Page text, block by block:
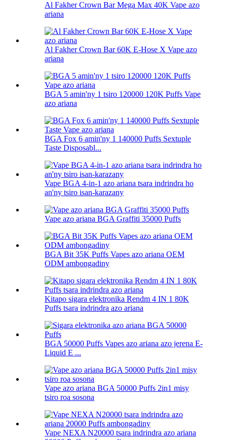
Al Fakher Crown Bar Mega Max 40K Vape azo
ariana
Al Fakher Crown Bar 60K E-Hose X Vape azo
ariana
BGA 5 amin'ny 1 tsiro 120000 120K Puffs Vape
azo ariana
BGA Fox 6 amin'ny 1 140000 Puffs Sextuple
Taste Disposabl...
Vape BGA 4-in-1 azo ariana tsara indrindra ho
an'ny tsiro isan-karazany
Vape azo ariana BGA Graffiti 35000 Puffs
BGA Bit 35K Puffs Vapes azo ariana OEM
ODM ambongadiny
Kitapo sigara elektronika Rendm 4 IN 1 80K
Puffs tsara indrindra azo ariana
BGA 50000 Puffs Vapes azo ariana azo jerena E-
Liquid E ...
Vape azo ariana BGA 50000 Puffs 2in1 misy
tsiro roa sosona
Vape NEXA N20000 tsara indrindra azo ariana